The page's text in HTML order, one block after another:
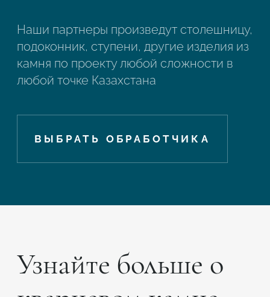
Наши партнеры произведут столешницу,
подоконник, ступени, другие изделия из
камня по проекту любой сложности в
любой точке Казахстана
ВЫБРАТЬ ОБРАБОТЧИКА
Узнайте больше о